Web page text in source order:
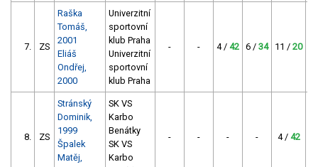
7. ZS
Raška
Tomáš,
2001
Eliáš
Ondřej,
2000
Univerzitní
sportovní
klub Praha
Univerzitní
sportovní
klub Praha
- - 4 / 42 6 / 34 11 / 20
8. ZS
Stránský
Dominik,
1999
Špalek
Matěj,
SK VS
Karbo
Benátky
SK VS
Karbo
- - - - 4 / 42